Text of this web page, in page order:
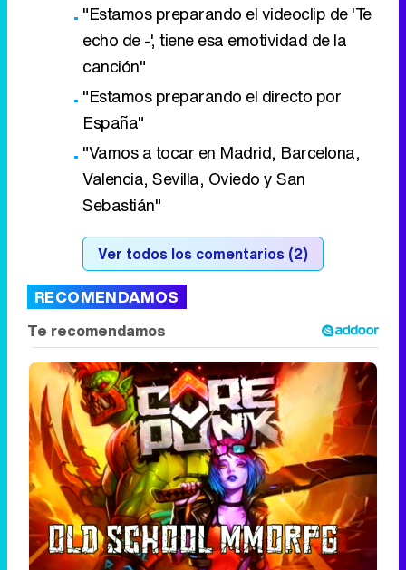
"Estamos preparando el videoclip de 'Te
echo de -', tiene esa emotividad de la
canción"
"Estamos preparando el directo por
España"
"Vamos a tocar en Madrid, Barcelona,
Valencia, Sevilla, Oviedo y San
Sebastián"
Ver todos los comentarios (2)
RECOMENDAMOS